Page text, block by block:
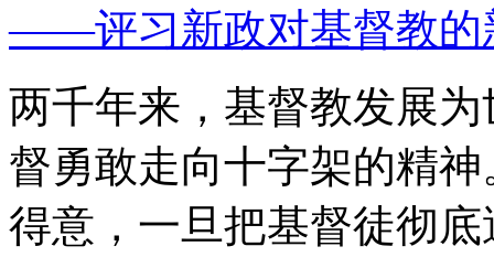
——评习新政对基督教的
两千年来，基督教发展
督勇敢走向十字架的精
得意，一旦把基督徒彻